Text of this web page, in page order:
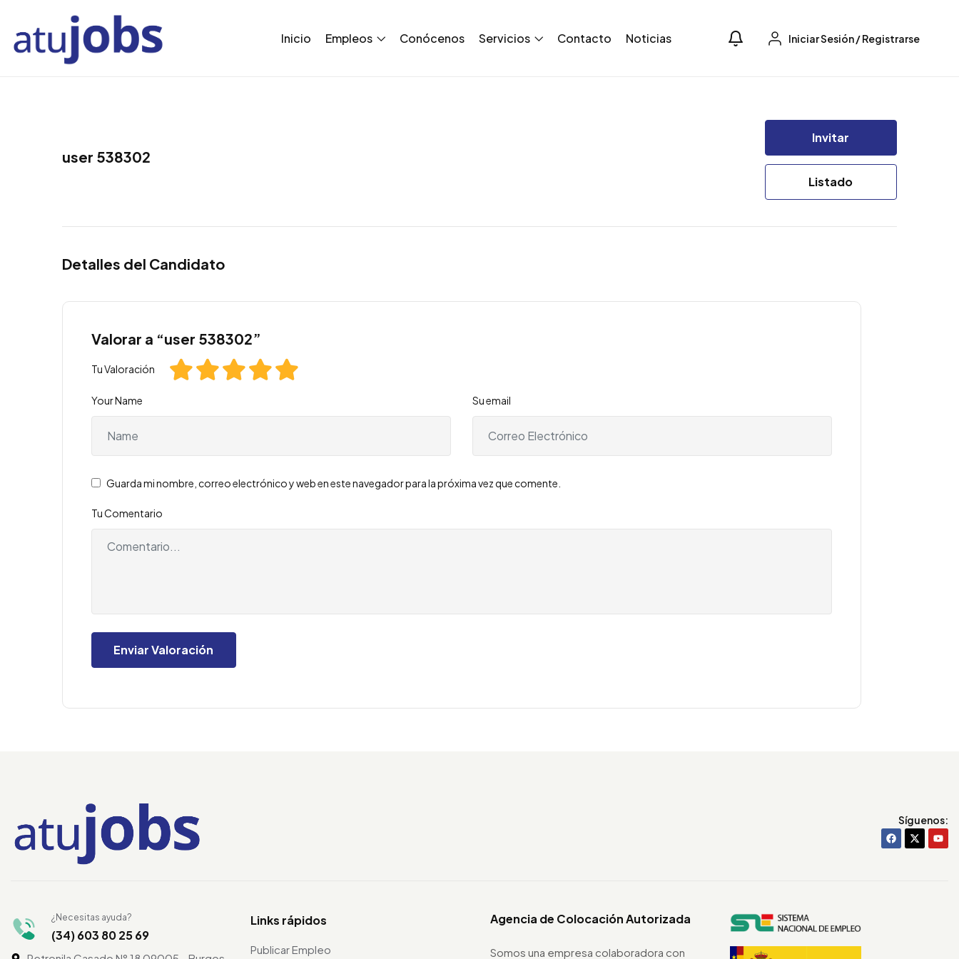
Inicio Empleos Conócenos Servicios Contacto Noticias Iniciar Sesión/Registrarse
user 538302
Invitar
Listado
Detalles del Candidato
Valorar a “user 538302”
Tu Valoración
Your Name Su email
Guarda mi nombre, correo electrónico y web en este navegador para la próxima vez que comente.
Tu Comentario
Síguenos:
¿Necesitas ayuda?
(34) 603 80 25 69
Links rápidos
Publicar Empleo
Agencia de Colocación Autorizada
Somos una empresa colaboradora con